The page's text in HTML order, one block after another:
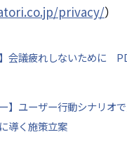
privacy/）
】会議疲れしないために
】ユーザー行動シナリオ
導く施策立案